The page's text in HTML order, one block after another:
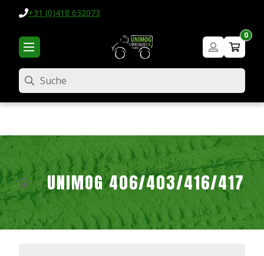
+31 (0)418 632073
0
Suche
UNIMOG 406/403/416/417